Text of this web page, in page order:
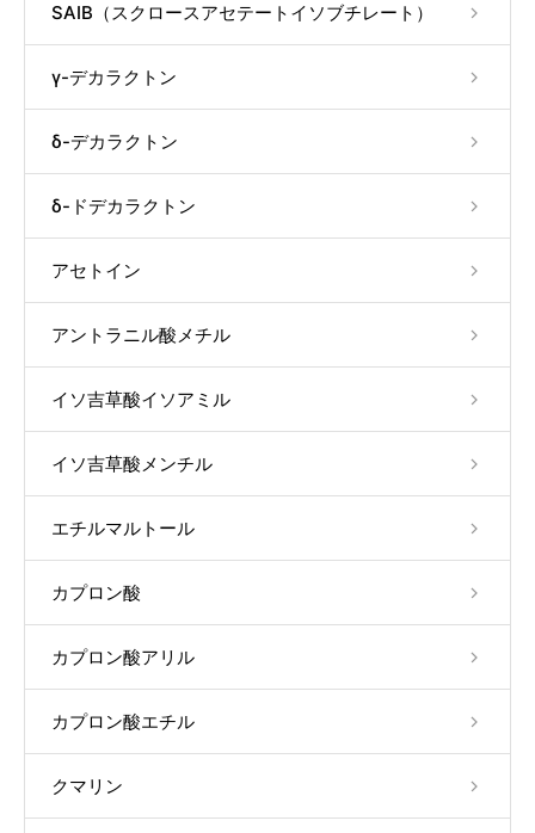
SAIB（スクロースアセテートイソブチレート）
γ-デカラクトン
δ-デカラクトン
δ-ドデカラクトン
アセトイン
アントラニル酸メチル
イソ吉草酸イソアミル
イソ吉草酸メンチル
エチルマルトール
カプロン酸
カプロン酸アリル
カプロン酸エチル
クマリン